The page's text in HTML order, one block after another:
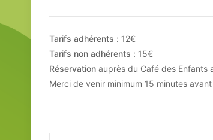
Tarifs adhérents : 12€
Tarifs non adhérents : 15€
Réservation auprès du Café des Enfants
Merci de venir minimum 15 minutes